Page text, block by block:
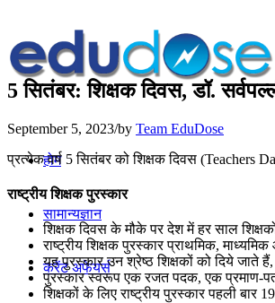
होम
सामान्यज्ञान
करेंट अफेयर्स
5 सितंबर: शिक्षक दिवस, डॉ.
September 5, 2023/by Team EduDose
प्रत्येक वर्ष 5 सितंबर को शिक्षक दिवस (Teachers
राष्‍ट्रीय शिक्षक पुरस्‍कार
शिक्षक दिवस के मौके पर देश में हर साल शिक्षकों
राष्‍ट्रीय शिक्षक पुरस्‍कार प्राथमिक,
यह पुरस्‍कार उन श्रेष्‍ठ शिक्षकों को दिये जाते
पुरस्‍कार स्‍वरूप एक रजत पदक, एक प्रमाण-
शिक्षकों के लिए राष्ट्रीय पुरस्कार पहली बार